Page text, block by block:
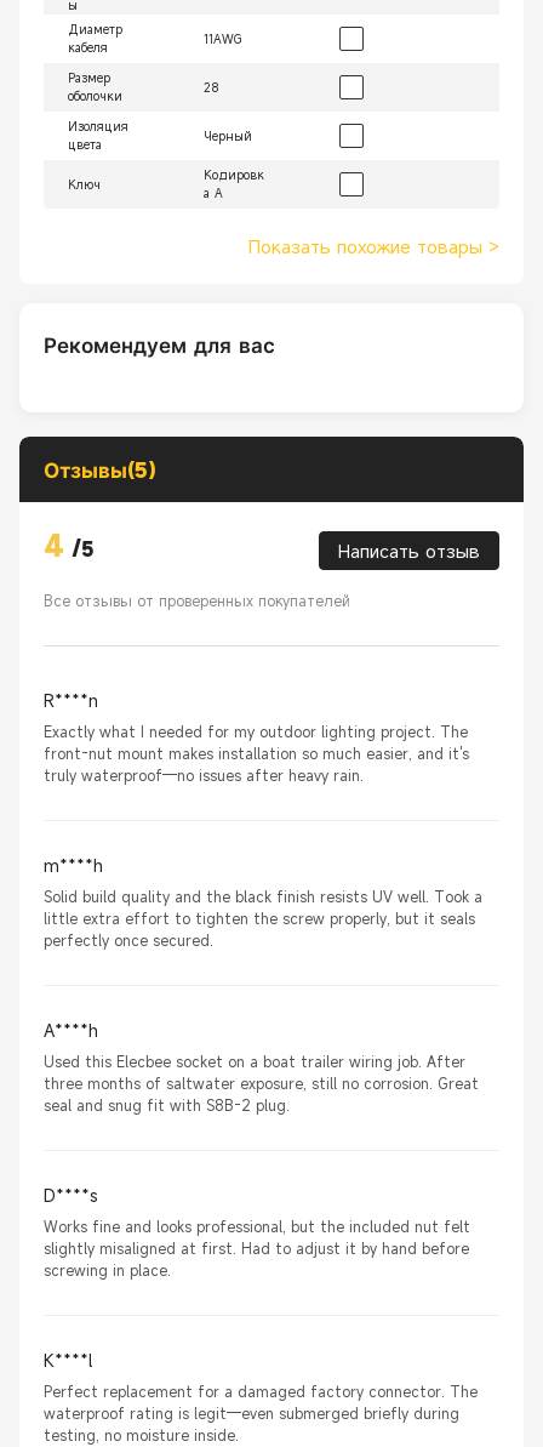
ы
Диаметр
кабеля
11AWG
Размер
оболочки
28
Изоляция
цвета
Черный
Ключ
Кодировк
а A
Показать похожие товары >
Рекомендуем для вас
Отзывы(5)
4 /5 Написать отзыв
Все отзывы от проверенных покупателей
R****n
Exactly what I needed for my outdoor lighting project. The
front-nut mount makes installation so much easier, and it's
truly waterproof—no issues after heavy rain.
m****h
Solid build quality and the black finish resists UV well. Took a
little extra effort to tighten the screw properly, but it seals
perfectly once secured.
A****h
Used this Elecbee socket on a boat trailer wiring job. After
three months of saltwater exposure, still no corrosion. Great
seal and snug fit with S8B-2 plug.
D****s
Works fine and looks professional, but the included nut felt
slightly misaligned at first. Had to adjust it by hand before
screwing in place.
K****l
Perfect replacement for a damaged factory connector. The
waterproof rating is legit—even submerged briefly during
testing, no moisture inside.